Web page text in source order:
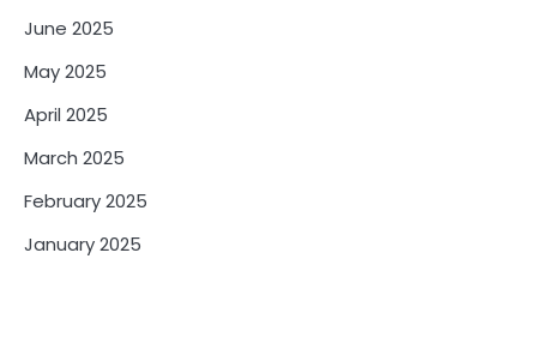
June 2025
May 2025
April 2025
March 2025
February 2025
January 2025